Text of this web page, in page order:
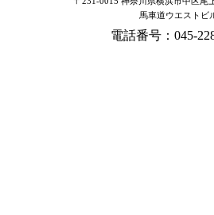
馬車道ウエストビ
電話番号：045-